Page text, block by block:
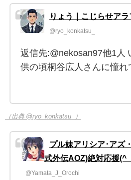
りょう｜こじらせア
@ryo_konkatsu_
返信先:@nekosan97他1人
供の頃桐谷広人さんに憧れ
（出典 @ryo_konkatsu_）
プル妹アリシア･アズ
式外伝AOZ)絶対応援
@Yamata_J_Orochi